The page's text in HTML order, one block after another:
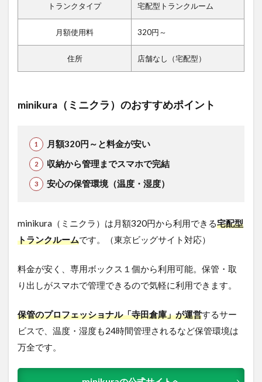
トランクタイプ 宅配型トランクルーム
月額使用料 320円～
住所 店舗なし（宅配型）
minikura（ミニクラ）のおすすめポイント
月額320円～と料金が安い
収納から管理までスマホで完結
安心の保管環境（温度・湿度）
minikura（ミニクラ）は月額320円から利用できる宅配型
トランクルームです。（東京ビッグサイト対応）
料金が安く、専用ボックス１個から利用可能。保管・取
り出しがスマホで管理できるので気軽に利用できます。
保管のプロフェッショナル「寺田倉庫」が運営するサー
ビスで、温度・湿度も24時間管理されるなど保管環境は
万全です。